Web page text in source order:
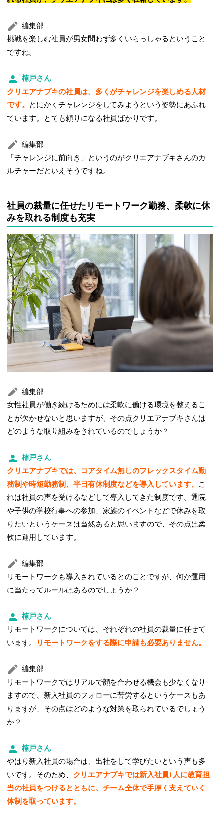
編集部
挑戦を楽しむ社員が男女問わず多くいらっしゃるということ
ですね。
楠戸さん
クリエアナブキの社員は、多くがチャレンジを楽しめる人材
です。
とにかくチャレンジをしてみようという姿勢にあふれ
ています。とても頼りになる社員ばかりです。
編集部
「チャレンジに前向き」というのがクリエアナブキさんのカ
ルチャーだといえそうですね。
社員の裁量に任せたリモートワーク勤務、柔軟に休
みを取れる制度も充実
編集部
女性社員が働き続けるためには柔軟に働ける環境を整えるこ
とが欠かせないと思いますが、その点クリエアナブキさんは
どのような取り組みをされているのでしょうか？
楠戸さん
クリエアナブキでは、コアタイム無しのフレックスタイム勤
務制や時短勤務制、半日有休制度などを導入しています。
こ
れは社員の声を受けるなどして導入してきた制度です。通院
や子供の学校行事への参加、家族のイベントなどで休みを取
りたいというケースは当然あると思いますので、その点は柔
軟に運用しています。
編集部
リモートワークも導入されているとのことですが、何か運用
に当たってルールはあるのでしょうか？
楠戸さん
リモートワークについては、それぞれの社員の裁量に任せて
います。
リモートワークをする際に申請も必要ありません。
編集部
リモートワークではリアルで顔を合わせる機会も少なくなり
ますので、新入社員のフォローに苦労するというケースもあ
りますが、その点はどのような対策を取られているでしょう
か？
楠戸さん
やはり新入社員の場合は、出社をして学びたいという声も多
いです。そのため、 クリエアナブキでは新入社員1人に教育担
当の社員をつけるとともに、チーム全体で手厚く支えていく
体制を取っています。